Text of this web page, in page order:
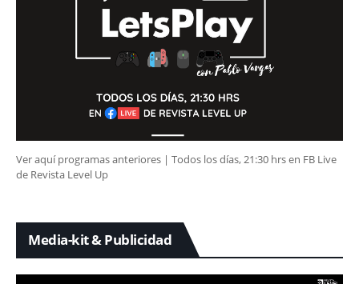
Ver aquí programas anteriores | Todos los días, 21:30 hrs en FB Live
de Revista Level Up
Media-kit & Publicidad